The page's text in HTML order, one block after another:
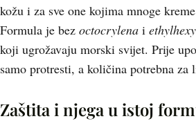
kožu i za sve one kojima mnoge
Formula je bez octocrylena i
koji ugrožavaju morski svijet. Prije
samo protresti, a količina potrebna za
Zaštita i njega u istoj